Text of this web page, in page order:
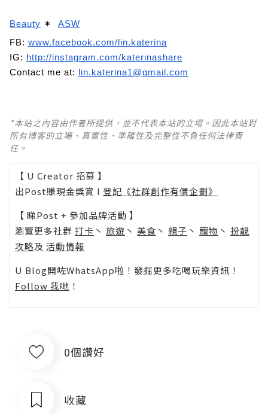
Beauty ✶ ASW
FB: www.facebook.com/lin.katerina
IG: http://instagram.com/katerinashare
Contact me at:
lin.katerina1@gmail.com
*本站之內容由作者所提供，並不代表本站的立場。因此本站對
所有博客的立場、真實性、準確性及完整性不負任何法律責
任。
【 U Creator 招募 】
出Post賺現金獎賞 l 登記《社群創作有價企劃》
【 睇Post + 參加品牌活動 】
瀏覽更多社群 打卡 丶 旅遊 丶 美食 丶 親子 丶 寵物 丶 扮靚
攻略及 活動情報
U Blog開咗WhatsApp啦！發掘更多吃喝玩樂資訊！
Follow 我哋 ！
0個讚好
收藏